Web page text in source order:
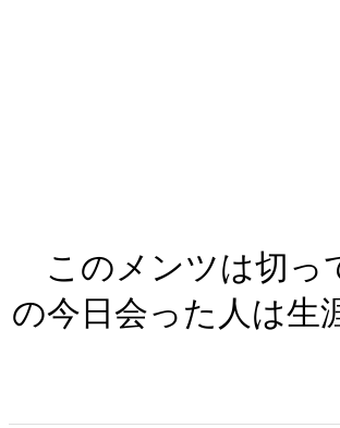
このメンツは切っ
の今日会った人は生